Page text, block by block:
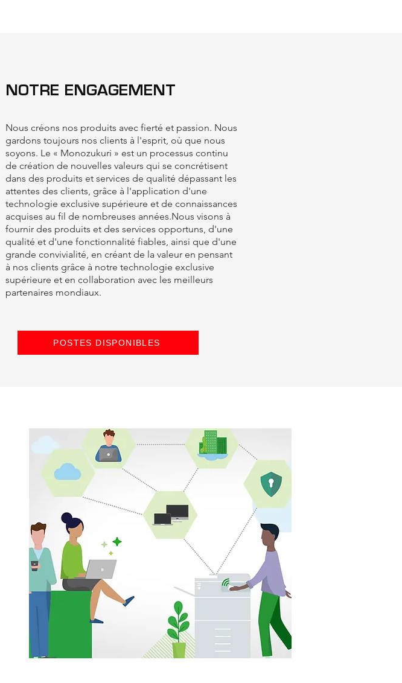
NOTRE ENGAGEMENT
Nous créons nos produits avec fierté et passion. Nous
gardons toujours nos clients à l'esprit, où que nous
soyons. Le « Monozukuri » est un processus continu
de création de nouvelles valeurs qui se concrétisent
dans des produits et services de qualité dépassant les
attentes des clients, grâce à l'application d'une
technologie exclusive supérieure et de connaissances
acquises au fil de nombreuses années.Nous visons à
fournir des produits et des services opportuns, d'une
qualité et d'une fonctionnalité fiables, ainsi que d'une
grande convivialité, en créant de la valeur en pensant
à nos clients grâce à notre technologie exclusive
supérieure et en collaboration avec les meilleurs
partenaires mondiaux.
POSTES DISPONIBLES